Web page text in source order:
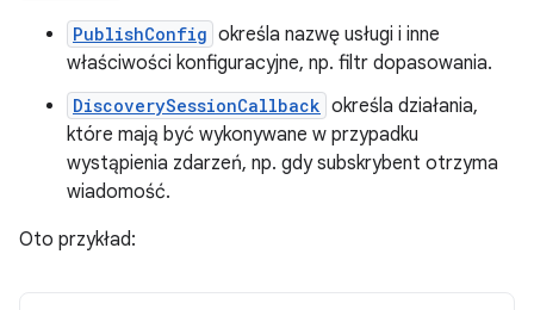
PublishConfig określa nazwę usługi i inne
właściwości konfiguracyjne, np. filtr dopasowania.
DiscoverySessionCallback określa działania,
które mają być wykonywane w przypadku
wystąpienia zdarzeń, np. gdy subskrybent otrzyma
wiadomość.
Oto przykład: